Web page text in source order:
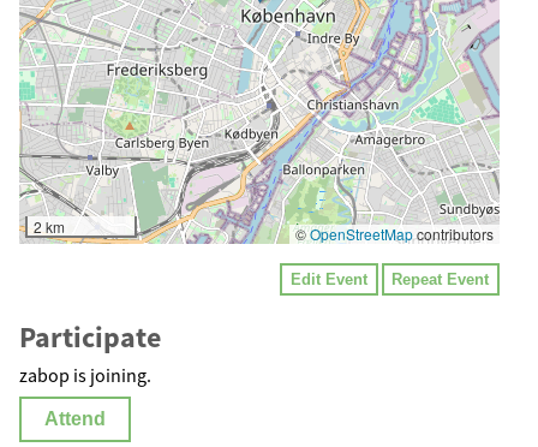
2 km ©OpenStreetMapcontributors
Edit Event Repeat Event
Participate
zabop is joining.
Attend